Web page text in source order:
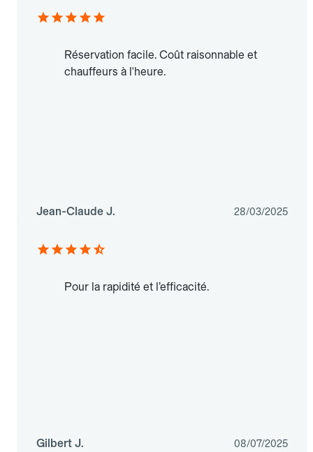
Réservation facile. Coût raisonnable et
chauffeurs à l'heure.
Jean-Claude J. 28/03/2025
Pour la rapidité et l’efficacité.
Gilbert J. 08/07/2025